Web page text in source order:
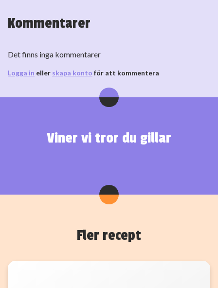
Kommentarer
Det finns inga kommentarer
Logga in eller skapa konto för att kommentera
Viner vi tror du gillar
Fler recept